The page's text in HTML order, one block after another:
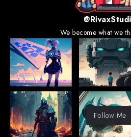
We become what we
Follow Me